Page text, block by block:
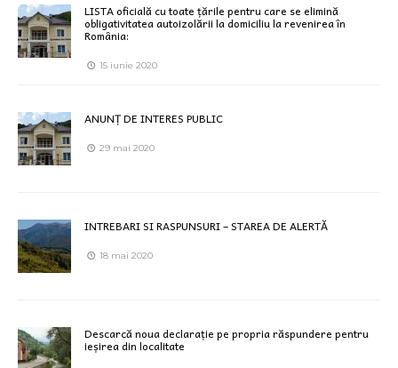
LISTA oficială cu toate țările pentru care se elimină
obligativitatea autoizolării la domiciliu la revenirea în
România:
15 iunie 2020
ANUNȚ DE INTERES PUBLIC
29 mai 2020
INTREBARI SI RASPUNSURI – STAREA DE ALERTĂ
18 mai 2020
Descarcă noua declarație pe propria răspundere pentru
ieșirea din localitate